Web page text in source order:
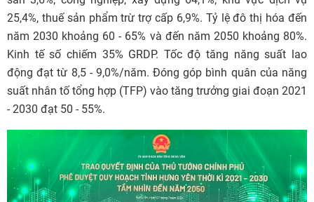
25,4%, thuế sản phẩm trừ trợ cấp 6,9%. Tỷ lệ đô thị hóa đến
năm 2030 khoảng 60 - 65% và đến năm 2050 khoảng 80%.
Kinh tế số chiếm 35% GRDP. Tốc độ tăng năng suất lao
động đạt từ 8,5 - 9,0%/năm. Đóng góp bình quân của năng
suất nhân tố tổng hợp (TFP) vào tăng trưởng giai đoạn 2021
- 2030 đạt 50 - 55%.